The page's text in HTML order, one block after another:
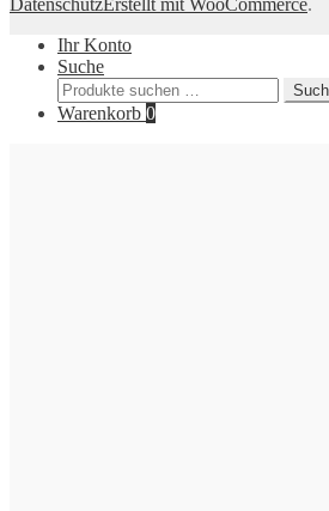
Ihr Konto
Suche
Suchen
nach:
Warenkorb 0